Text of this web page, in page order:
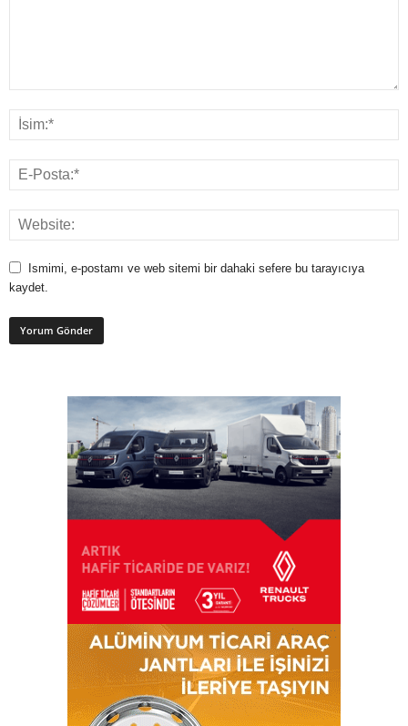
Ismimi, e-postamı ve web sitemi bir dahaki sefere bu tarayıcıya
kaydet.